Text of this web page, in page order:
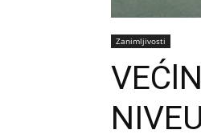
Zanimljivosti